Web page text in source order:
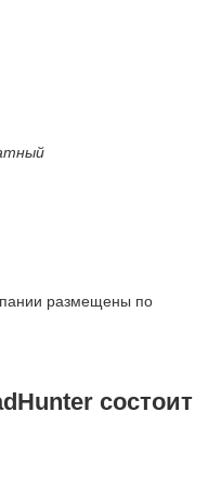
размещены по
состоит